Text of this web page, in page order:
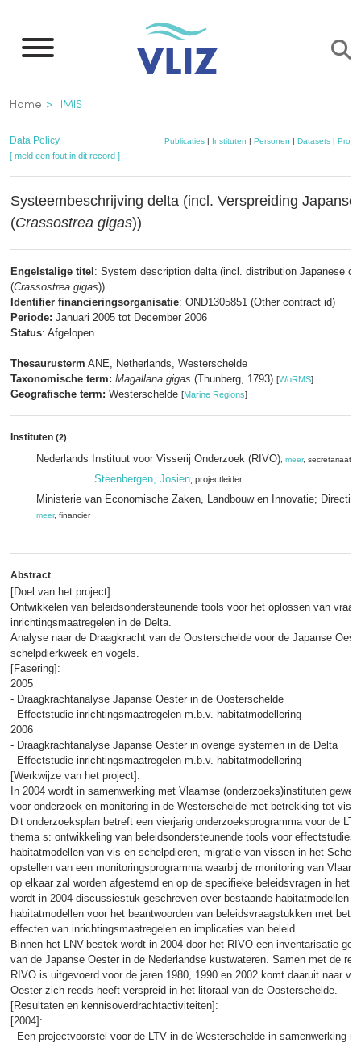
naar
inhoud
gaan
Kruimelpad
Home IMIS
Data Policy Publicaties| Instituten | Personen | Datasets|
[ meld een fout in dit record ]
Systeembeschrijving delta (incl. Verspreiding Japanse
(Crassostrea gigas))
Engelstalige titel : System description delta (incl. distribution Japanese
(Crassostrea gigas))
Identifier financieringsorganisatie: OND1305851 (Other contract id)
Periode: Januari 2005 tot December 2006
Status: Afgelopen
Thesaurusterm ANE, Netherlands, Westerschelde
Taxonomische term: Magallana gigas (Thunberg, 1793) [WoRMS]
Geografische term: Westerschelde [Marine Regions]
Instituten (2)
Nederlands Instituut voor Visserij Onderzoek (RIVO) meer, secretariaat
Steenbergen, Josien , projectleider
Ministerie van Economische Zaken, Landbouw en Innovatie;
meer, financier
Abstract
[Doel van het project]:
Ontwikkelen van beleidsondersteunende tools voor het oplossen van
inrichtingsmaatregelen in de Delta.
Analyse naar de Draagkracht van de Oosterschelde voor de Japanse
schelpdierkweek en vogels.
[Fasering]:
2005
- Draagkrachtanalyse Japanse Oester in de Oosterschelde
- Effectstudie inrichtingsmaatregelen m.b.v. habitatmodellering
2006
- Draagkrachtanalyse Japanse Oester in overige systemen in de Delta
- Effectstudie inrichtingsmaatregelen m.b.v. habitatmodellering
[Werkwijze van het project]:
In 2004 wordt in samenwerking met Vlaamse (onderzoeks)instituten
voor onderzoek en monitoring in de Westerschelde met betrekking tot vis,
Dit onderzoeksplan betreft een vierjarig onderzoeksprogramma voor de
thema s: ontwikkeling van beleidsondersteunende tools voor effectstudies
habitatmodellen van vis en schelpdieren, migratie van vissen in het
opstellen van een monitoringsprogramma waarbij de monitoring van
op elkaar zal worden afgestemd en op de specifieke beleidsvragen in het
wordt in 2004 discussiestuk geschreven over bestaande habitatmodellen
habitatmodellen voor het beantwoorden van beleidsvraagstukken met
effecten van inrichtingsmaatregelen en implicaties van beleid.
Binnen het LNV-bestek wordt in 2004 door het RIVO een inventarisatie
van de Japanse Oester in de Nederlandse kustwateren. Samen met de
RIVO is uitgevoerd voor de jaren 1980, 1990 en 2002 komt daaruit naar
Oester zich reeds heeft verspreid in het litoraal van de Oosterschelde.
[Resultaten en kennisoverdrachtactiviteiten]:
[2004]:
- Een projectvoorstel voor de LTV in de Westerschelde in samenwerking